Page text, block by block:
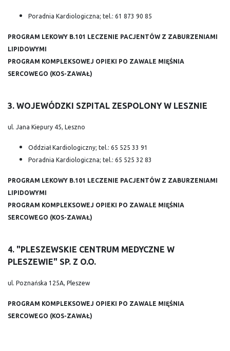
Poradnia Kardiologiczna; tel.: 61 873 90 85
PROGRAM LEKOWY B.101 LECZENIE PACJENTÓW Z ZABURZENIAMI
LIPIDOWYMI
PROGRAM KOMPLEKSOWEJ OPIEKI PO ZAWALE MIĘŚNIA
SERCOWEGO (KOS-ZAWAŁ)
3. WOJEWÓDZKI SZPITAL ZESPOLONY W LESZNIE
ul. Jana Kiepury 45, Leszno
Oddział Kardiologiczny; tel.: 65 525 33 91
Poradnia Kardiologiczna; tel.: 65 525 32 83
PROGRAM LEKOWY B.101 LECZENIE PACJENTÓW Z ZABURZENIAMI
LIPIDOWYMI
PROGRAM KOMPLEKSOWEJ OPIEKI PO ZAWALE MIĘŚNIA
SERCOWEGO (KOS-ZAWAŁ)
4. "PLESZEWSKIE CENTRUM MEDYCZNE W
PLESZEWIE" SP. Z O.O.
ul. Poznańska 125A, Pleszew
PROGRAM KOMPLEKSOWEJ OPIEKI PO ZAWALE MIĘŚNIA
SERCOWEGO (KOS-ZAWAŁ)